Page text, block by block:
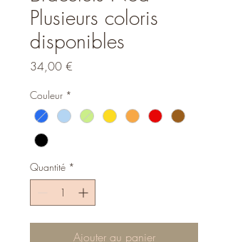
Plusieurs coloris
disponibles
34,00 €
Couleur *
Quantité *
Ajouter au panier